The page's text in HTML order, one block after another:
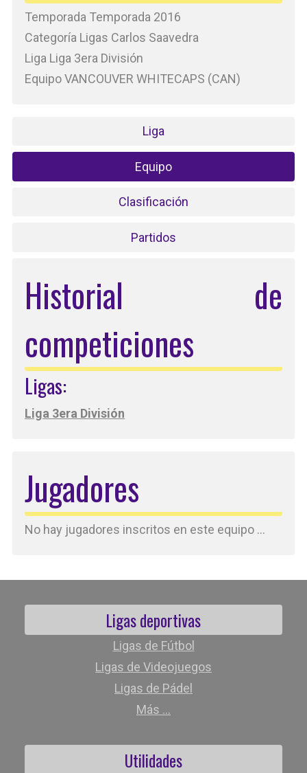
Temporada Temporada 2016
Categoría Ligas Carlos Saavedra
Liga Liga 3era División
Equipo VANCOUVER WHITECAPS (CAN)
Liga
Equipo
Clasificación
Partidos
Historial de
competiciones
Ligas:
Liga 3era División
Jugadores
No hay jugadores inscritos en este equipo ...
Ligas deportivas
Ligas de Fútbol
Ligas de Videojuegos
Ligas de Pádel
Más ...
Utilidades